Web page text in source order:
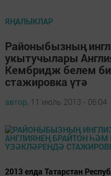
ЯҢАЛЫКЛАР
Районыбызның
укытучылары
Кембридж белем
стажировка үтә
автор, 11 июль 2013 - 06:04
2013 елда Татарстан